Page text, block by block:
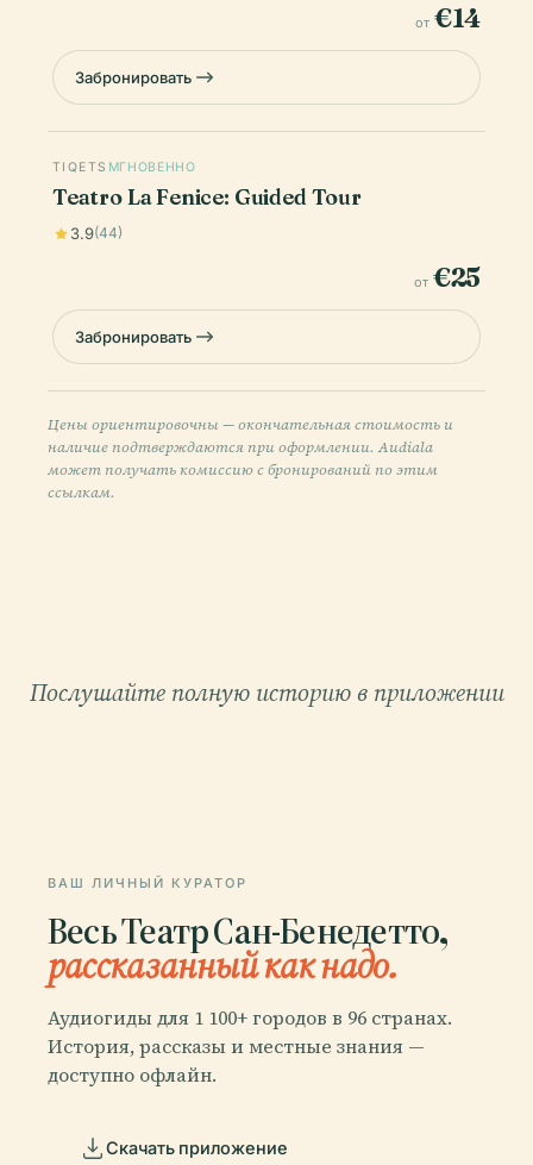
от €14
Забронировать
TIQETS МГНОВЕННО
Teatro La Fenice: Guided Tour
3.9(44)
от €25
Забронировать
Цены ориентировочны — окончательная стоимость и
наличие подтверждаются при оформлении. Audiala
может получать комиссию с бронирований по этим
ссылкам.
Послушайте полную историю в приложении
ВАШ ЛИЧНЫЙ КУРАТОР
Весь Театр Сан-Бенедетто,
рассказанный как надо.
Аудиогиды для 1 100+ городов в 96 странах.
История, рассказы и местные знания —
доступно офлайн.
Скачать приложение